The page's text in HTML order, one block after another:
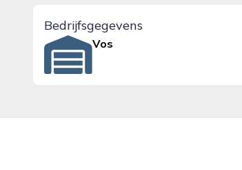
Bedrijfsgegevens
Vos